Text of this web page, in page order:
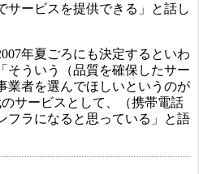
サービスを提供できる」と話し
年夏ごろにも決定するといわ
そういう（品質を確保したサー
業者を選んでほしいというのが
サービスとして、（携帯電話
フラになると思っている」と語